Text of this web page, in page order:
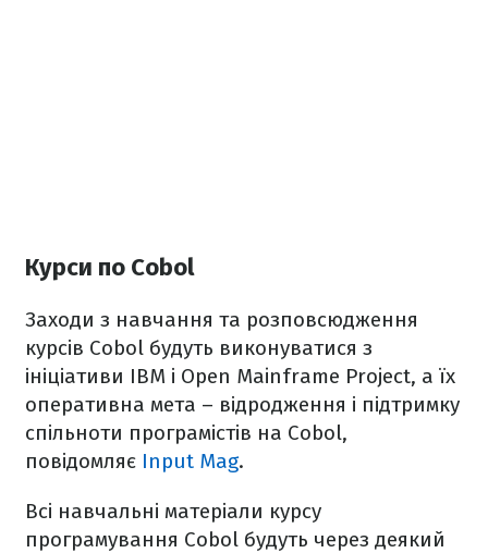
Курси по Cobol
Заходи з навчання та розповсюдження
курсів Cobol будуть виконуватися з
ініціативи IBM і Open Mainframe Project, а їх
оперативна мета – відродження і підтримку
спільноти програмістів на Cobol,
повідомляє Input Mag.
Всі навчальні матеріали курсу
програмування Cobol будуть через деякий